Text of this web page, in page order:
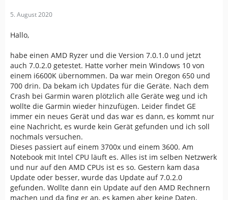
5. August 2020
Hallo,
habe einen AMD Ryzer und die Version 7.0.1.0 und jetzt
auch 7.0.2.0 getestet. Hatte vorher mein Windows 10 von
einem i6600K übernommen. Da war mein Oregon 650 und
700 drin. Da bekam ich Updates für die Geräte. Nach dem
Crash bei Garmin waren plötzlich alle Geräte weg und ich
wollte die Garmin wieder hinzufügen. Leider findet GE
immer ein neues Gerät und das war es dann, es kommt nur
eine Nachricht, es wurde kein Gerät gefunden und ich soll
nochmals versuchen.
Dieses passiert auf einem 3700x und einem 3600. Am
Notebook mit Intel CPU läuft es. Alles ist im selben Netzwerk
und nur auf den AMD CPUs ist es so. Gestern kam dasa
Update oder besser, wurde das Update auf 7.0.2.0
gefunden. Wollte dann ein Update auf den AMD Rechnern
machen und da fing er an, es kamen aber keine Daten.